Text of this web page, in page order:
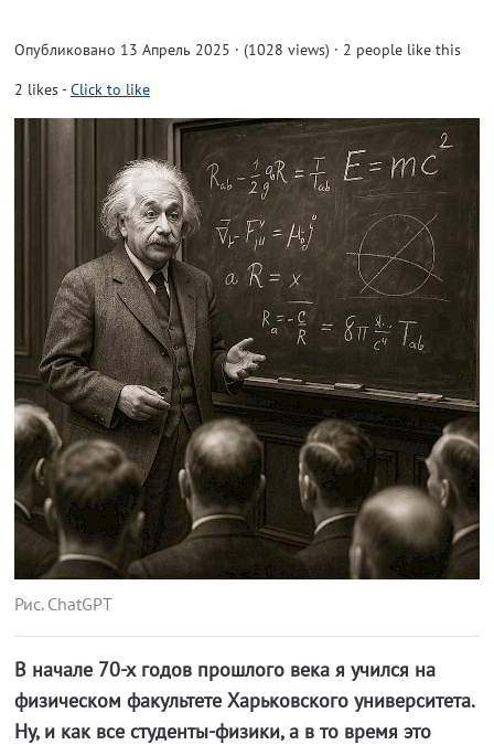
Опубликовано 13 Апрель 2025 · (1028 views) · 2 people like this
2 likes-Click to like
Рис. ChatGPT
В начале 70-х годов прошлого века я учился на
физическом факультете Харьковского университета.
Ну, и как все студенты-физики, а в то время это